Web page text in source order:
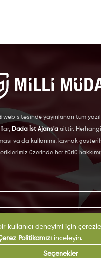
web sitesinde yayınlanan tüm
Dada İst Ajans'aaittir.
ya da kullanımı, kaynak
üzerinde her türlü
Künye
Reklam
İş Birliği
Arşiv
İletişim
KVKK
Çerez Politikası
kullanıcı deneyimi için
Politikamızıinceleyin.
Seçenekler